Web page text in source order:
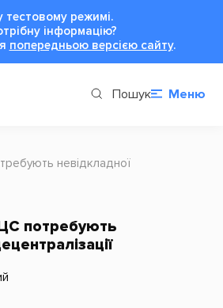
режимі.
інформацію?
попередньою версією сайту.
Пошук Меню
невідкладної
потребують